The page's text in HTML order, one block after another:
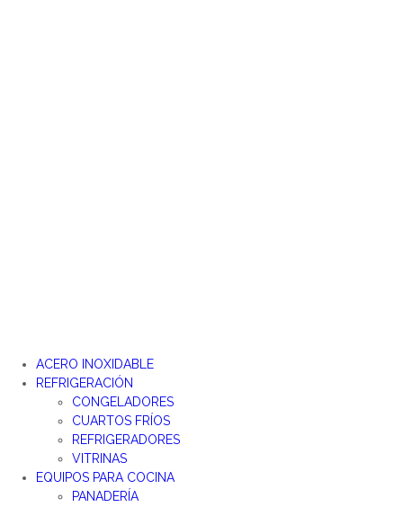
ACERO INOXIDABLE
REFRIGERACIÓN
CONGELADORES
CUARTOS FRÍOS
REFRIGERADORES
VITRINAS
EQUIPOS PARA COCINA
PANADERÍA